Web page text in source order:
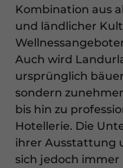
Kombination aus
und ländlicher
Auch wird
ursprünglich
sondern
bis hin zu
Hotellerie. Die
ihrer Ausstattung
sich jedoch